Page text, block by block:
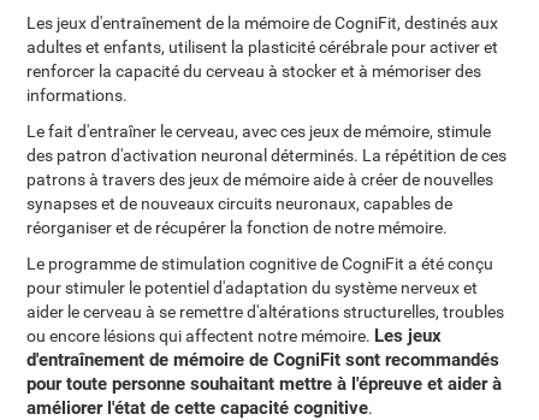
Les jeux d'entraînement de la mémoire de CogniFit, destinés aux
adultes et enfants, utilisent la plasticité cérébrale pour activer et
renforcer la capacité du cerveau à stocker et à mémoriser des
informations.
Le fait d'entraîner le cerveau, avec ces jeux de mémoire, stimule
des patron d'activation neuronal déterminés. La répétition de ces
patrons à travers des jeux de mémoire aide à créer de nouvelles
synapses et de nouveaux circuits neuronaux, capables de
réorganiser et de récupérer la fonction de notre mémoire.
Le programme de stimulation cognitive de CogniFit a été conçu
pour stimuler le potentiel d'adaptation du système nerveux et
aider le cerveau à se remettre d'altérations structurelles, troubles
ou encore lésions qui affectent notre mémoire. Les jeux
d'entraînement de mémoire de CogniFit sont recommandés
pour toute personne souhaitant mettre à l'épreuve et aider à
améliorer l'état de cette capacité cognitive.